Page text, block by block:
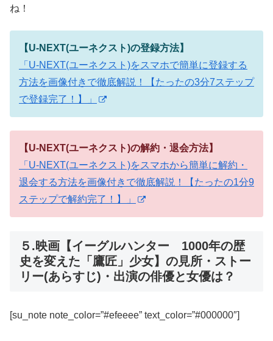
ね！
【U-NEXT(ユーネクスト)の登録方法】
「U-NEXT(ユーネクスト)をスマホで簡単に登録する
方法を画像付きで徹底解説！【たったの3分7ステップ
で登録完了！】」
【U-NEXT(ユーネクスト)の解約・退会方法】
「U-NEXT(ユーネクスト)をスマホから簡単に解約・
退会する方法を画像付きで徹底解説！【たったの1分9
ステップで解約完了！】」
５.映画【イーグルハンター 1000年の歴
史を変えた「鷹匠」少女】の見所・ストー
リー(あらすじ)・出演の俳優と女優は？
[su_note note_color=”#efeeee” text_color=”#000000″]